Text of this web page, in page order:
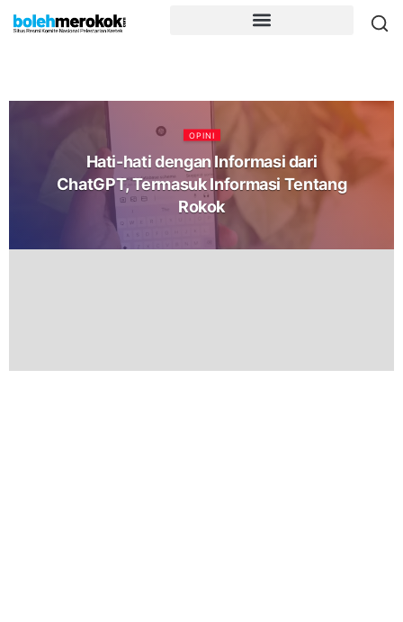
OPINI
Hati-hati dengan Informasi dari
ChatGPT, Termasuk Informasi Tentang
Rokok